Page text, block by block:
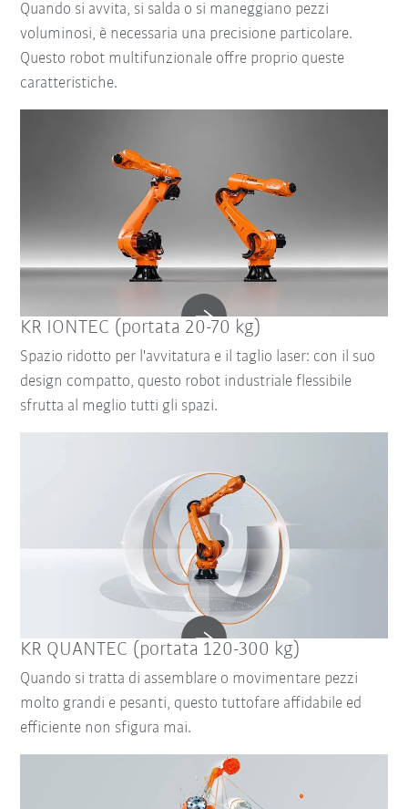
Quando si avvita, si salda o si maneggiano pezzi
voluminosi, è necessaria una precisione particolare.
Questo robot multifunzionale offre proprio queste
caratteristiche.
KR IONTEC (portata 20-70 kg)
Spazio ridotto per l'avvitatura e il taglio laser: con il suo
design compatto, questo robot industriale flessibile
sfrutta al meglio tutti gli spazi.
KR QUANTEC (portata 120-300 kg)
Quando si tratta di assemblare o movimentare pezzi
molto grandi e pesanti, questo tuttofare affidabile ed
efficiente non sfigura mai.